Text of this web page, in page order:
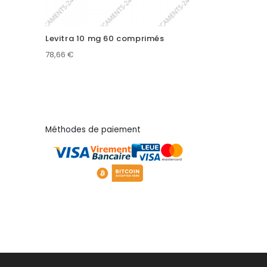
Levitra 10 mg 60 comprimés
78,66 €
Méthodes de paiement